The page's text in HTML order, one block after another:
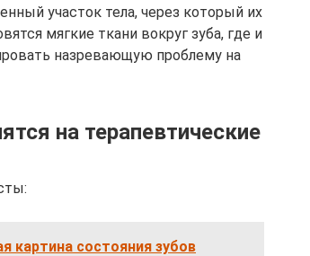
участок тела, через который их
мягкие ткани вокруг зуба, где и
назревающую проблему на
на терапевтические
картина состояния зубов